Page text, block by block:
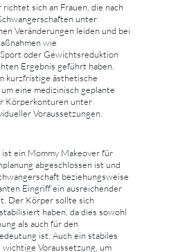
sich an Frauen, die nach
unter
Veränderungen leiden und bei
wie
oder Gewichtsreduktion
Ergebnis geführt haben.
kurzfristige ästhetische
eine medizinisch geplante
Körperkonturen unter
Voraussetzungen.
ein Mommy Makeover für
abgeschlossen ist und
beziehungsweise
Eingriff ein ausreichender
Der Körper sollte sich
haben, da dies sowohl
als auch für den
ist. Auch ein stabiles
Voraussetzung, um